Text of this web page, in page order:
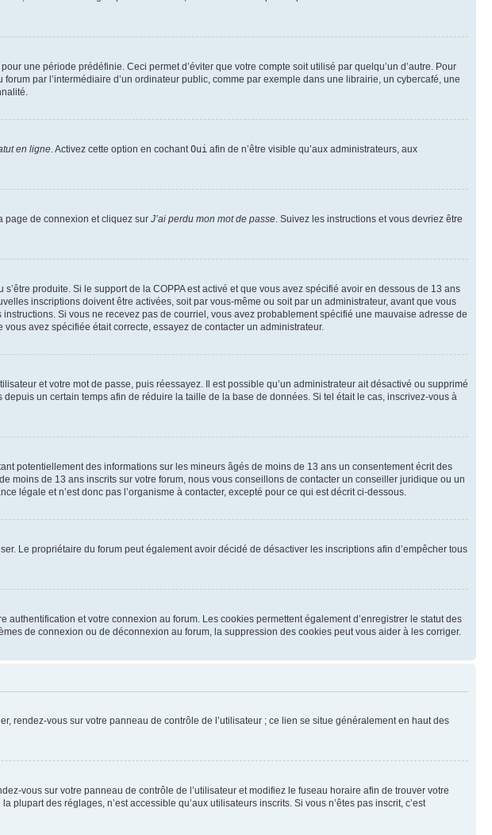
une période prédéfinie. Ceci permet d’éviter que votre compte soit utilisé par quelqu’un d’autre. Pour
par l’intermédiaire d’un ordinateur public, comme par exemple dans une librairie, un cybercafé, une
en ligne . Activez cette option en cochant Oui afin de n’être visible qu’aux administrateurs, aux
page de connexion et cliquez sur J’ai perdu mon mot de passe . Suivez les instructions et vous devriez être
produite. Si le support de la COPPA est activé et que vous avez spécifié avoir en dessous de 13 ans
inscriptions doivent être activées, soit par vous-même ou soit par un administrateur, avant que vous
Si vous ne recevez pas de courriel, vous avez probablement spécifié une mauvaise adresse de
avez spécifiée était correcte, essayez de contacter un administrateur.
et votre mot de passe, puis réessayez. Il est possible qu’un administrateur ait désactivé ou supprimé
un certain temps afin de réduire la taille de la base de données. Si tel était le cas, inscrivez-vous à
potentiellement des informations sur les mineurs âgés de moins de 13 ans un consentement écrit des
moins de 13 ans inscrits sur votre forum, nous vous conseillons de contacter un conseiller juridique ou un
légale et n’est donc pas l’organisme à contacter, excepté pour ce qui est décrit ci-dessous.
Le propriétaire du forum peut également avoir décidé de désactiver les inscriptions afin d’empêcher tous
et votre connexion au forum. Les cookies permettent également d’enregistrer le statut des
de connexion ou de déconnexion au forum, la suppression des cookies peut vous aider à les corriger.
rendez-vous sur votre panneau de contrôle de l’utilisateur ; ce lien se situe généralement en haut des
vous sur votre panneau de contrôle de l’utilisateur et modifiez le fuseau horaire afin de trouver votre
des réglages, n’est accessible qu’aux utilisateurs inscrits. Si vous n’êtes pas inscrit, c’est